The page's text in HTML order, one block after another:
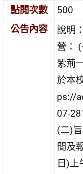
點閱次數
500
公告內容
說明
營：
紫荊
於本
ps://
07-
(二)
間及
日)上